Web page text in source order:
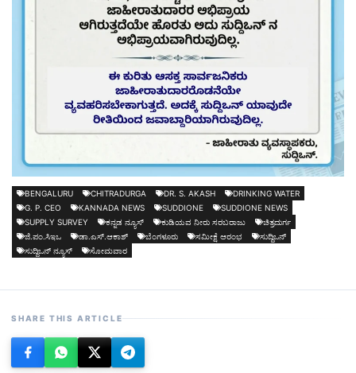
BENGALURU CHITRADURGA DR. S. AKASH
DRINKING WATER
G. P. CEO
KANNADA NEWS SUDDIONE
SUDDIONE NEWS
SUPPLY SURVEY
ಕನ್ನಡ ನ್ಯೂಸ್ ಕುಡಿಯವ ನೀರು ಸರಬರಾಜು
ಚಿತ್ರದುರ್ಗ
ಜಿ.ಪಂ.ಸಿಇಒ
ಡಾ.ಎಸ್.ಆಕಾಶ್ ಬೆಂಗಳೂರು ಸಮೀಕ್ಷೆ ಆರಂಭ
ಸುದ್ದಿಒನ್
ಸುದ್ದಿಒನ್ ನ್ಯೂಸ್
ಸೋಮವಾರ
SHARE THIS ARTICLE